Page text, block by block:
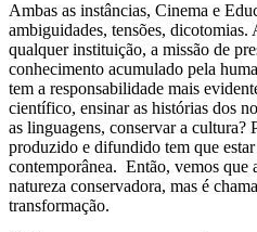
Ambas as instâncias, Cinema e
ambiguidades, tensões, dicotomias.
qualquer instituição, a missão de
conhecimento acumulado pela
tem a responsabilidade mais
científico, ensinar as histórias dos
as linguagens, conservar a
produzido e difundido tem que
contemporânea. Então, vemos que
natureza conservadora, mas é
transformação.